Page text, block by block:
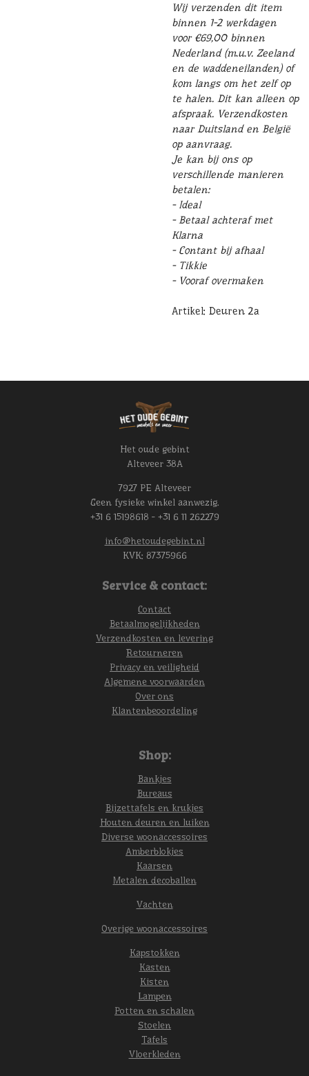
Wij verzenden dit item
binnen 1-2 werkdagen
voor €69,00 binnen
Nederland (m.u.v. Zeeland
en de waddeneilanden) of
kom langs om het zelf op
te halen. Dit kan alleen op
afspraak. Verzendkosten
naar Duitsland en België
op aanvraag.
Je kan bij ons op
verschillende manieren
betalen:
- Ideal
- Betaal achteraf met
Klarna
- Contant bij afhaal
- Tikkie
- Vooraf overmaken
Artikel: Deuren 2a
Het oude gebint
Alteveer 38A
7927 PE Alteveer
Geen fysieke winkel aanwezig.
+31 6 15198618 - +31 6 11 262279
info@hetoudegebint.nl
KVK: 87375966
Service & contact:
Contact
Betaalmogelijkheden
Verzendkosten en levering
Retourneren
Privacy en veiligheid
Algemene voorwaarden
Over ons
Klantenbeoordeling
Shop:
Bankjes
Bureaus
Bijzettafels en krukjes
Houten deuren en luiken
Diverse woonaccessoires
Amberblokjes
Kaarsen
Metalen decoballen
Vachten
Overige woonaccessoires
Kapstokken
Kasten
Kisten
Lampen
Potten en schalen
Stoelen
Tafels
Vloerkleden